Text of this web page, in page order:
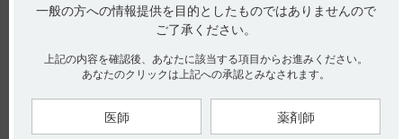
電子添文の副作用の項には、以下の記載があります。
11．副作用（引用1）
異常が認められた場合には投与を中止するなど適切な処置を行
11.2 その他の副作用
一般の方への情報提供を目的としたものではありませんので
ご了承ください。
上記の内容を確認後、あなたに該当する項目からお進みください。
あなたのクリックは上記への承認とみなされます。
医師 薬剤師